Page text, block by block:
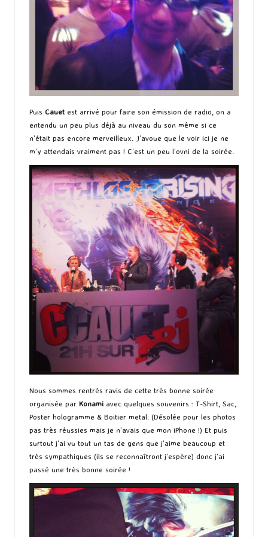
Puis Cauet est arrivé pour faire son émission de radio, on a
entendu un peu plus déjà au niveau du son même si ce
n’était pas encore merveilleux. J’avoue que le voir ici je ne
m’y attendais vraiment pas ! C’est un peu l’ovni de la soirée.
Nous sommes rentrés ravis de cette très bonne soirée
organisée par Konami avec quelques souvenirs : T-Shirt, Sac,
Poster hologramme & Boitier metal. (Désolée pour les photos
pas très réussies mais je n’avais que mon iPhone !) Et puis
surtout j’ai vu tout un tas de gens que j’aime beaucoup et
très sympathiques (ils se reconnaîtront j’espère) donc j’ai
passé une très bonne soirée !